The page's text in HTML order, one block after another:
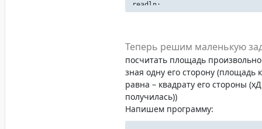
readln;
End.
Теперь решим маленькую
посчитать площадь
зная одну его сторону (площадь
равна – квадрату его стороны
получилась))
Напишем программу: